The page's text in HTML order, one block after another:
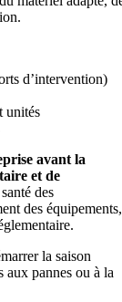
d’intervention)
unités
avant la
et de
des
des équipements,
la saison
aux pannes ou à la